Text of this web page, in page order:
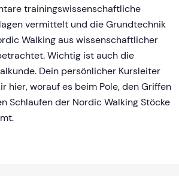
trainingswissenschaftliche
vermittelt und die Grundtechnik
Walking aus wissenschaftlicher
Wichtig ist auch die
Dein persönlicher Kursleiter
hier, worauf es beim Pole, den Griffen
Schlaufen der Nordic Walking Stöcke